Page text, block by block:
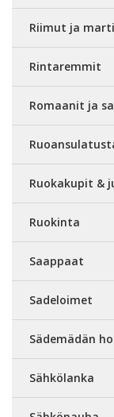
Riimut ja
Rintaremmit
Romaanit ja
Ruokakupit &
Ruokinta
Saappaat
Sadeloimet
Sädemädän
Sähkölanka